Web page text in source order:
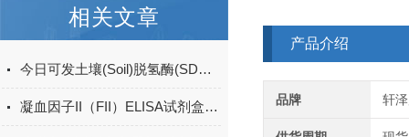
相关文章
今日可发土壤(Soil)脱氢酶(SDHA)ELISA检测试剂盒＠科研
凝血因子II（FII）ELISA试剂盒的储存条件
产品介绍
品牌 轩